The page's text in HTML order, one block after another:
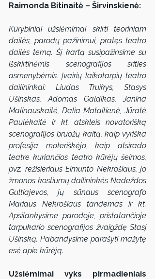
Raimonda Bitinaitė – Širvinskienė:
Kūrybiniai užsiėmimai skirti teoriniam
dailės, parodų pažinimui, pratęs teatro
dailės temą. Šį kartą susipažinsime su
išskirtinėmis scenografijos srities
asmenybėmis. Įvairių laikotarpių teatro
dailininkai: Liudas Truikys, Stasys
Ušinskas, Adomas Galdikas, Janina
Malinauskaitė, Dalia Mataitienė, Jūratė
Paulėkaitė ir kt. atskleis novatorišką
scenografijos bruožų kaitą, kaip vyriška
profesija moteriškėjo, kaip atsirado
teatre kuriančios teatro kūrėjų šeimos,
pvz. režisieriaus Eimunto Nekrošiaus, jo
žmonos kostiumų dailininkės Nadeždos
Gultiajevos, jų sūnaus scenografo
Mariaus Nekrošiaus tandemas ir kt.
Apsilankysime parodoje, pristatančioje
tarpukario scenografijos žvaigždę Stasį
Ušinską. Pabandysime parašyti mažytę
esė apie kūrėją.
Užsiėmimai vyks pirmadieniais